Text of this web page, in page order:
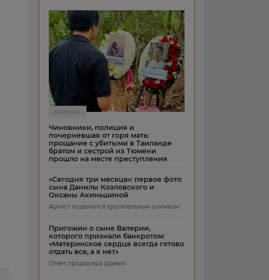
РЕЗОНАНС
Чиновники, полиция и
почерневшая от горя мать:
прощание с убитыми в Таиланде
братом и сестрой из Тюмени
прошло на месте преступления
«Сегодня три месяца»: первое фото
сына Данилы Козловского и
Оксаны Акиньшиной
Артист поделился трогательным снимком
Пригожин о сыне Валерии,
которого признали банкротом:
«Материнское сердце всегда готово
отдать все, а я нет»
Ответ продюсера удивил